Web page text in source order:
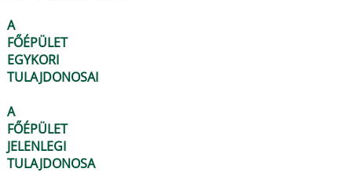
A
FŐÉPÜLET
EGYKORI
TULAJDONOSAI
A
FŐÉPÜLET
JELENLEGI
TULAJDONOSA